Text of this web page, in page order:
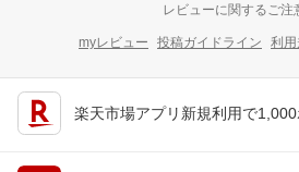
レビューに関するご注
myレビュー 投稿ガイドライン 利用
楽天市場アプリ新規利用で1,000